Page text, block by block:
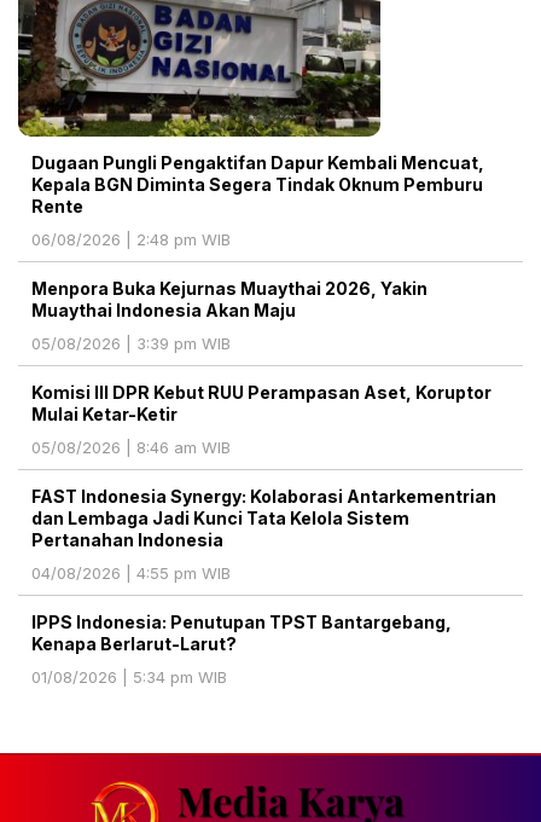
Dugaan Pungli Pengaktifan Dapur Kembali Mencuat,
Kepala BGN Diminta Segera Tindak Oknum Pemburu
Rente
06/08/2026 | 2:48 pm WIB
Menpora Buka Kejurnas Muaythai 2026, Yakin
Muaythai Indonesia Akan Maju
05/08/2026 | 3:39 pm WIB
Komisi III DPR Kebut RUU Perampasan Aset, Koruptor
Mulai Ketar-Ketir
05/08/2026 | 8:46 am WIB
FAST Indonesia Synergy: Kolaborasi Antarkementrian
dan Lembaga Jadi Kunci Tata Kelola Sistem
Pertanahan Indonesia
04/08/2026 | 4:55 pm WIB
IPPS Indonesia: Penutupan TPST Bantargebang,
Kenapa Berlarut-Larut?
01/08/2026 | 5:34 pm WIB